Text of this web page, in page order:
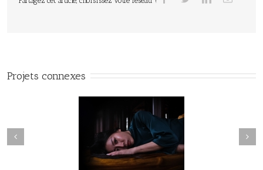
Projets connexes
Fleuve #040
Fleuve #039